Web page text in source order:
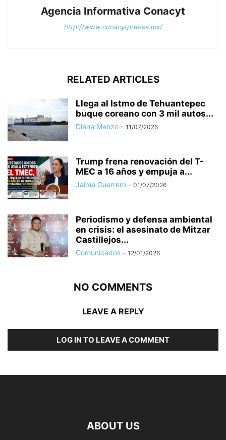
Agencia Informativa Conacyt
http://www.conacytprensa.mx/
RELATED ARTICLES
Llega al Istmo de Tehuantepec
buque coreano con 3 mil autos...
Diana Manzo - 11/07/2026
Trump frena renovación del T-
MEC a 16 años y empuja a...
Jaime Guerrero - 01/07/2026
Periodismo y defensa ambiental
en crisis: el asesinato de Mitzar
Castillejos...
Comunicados - 12/01/2026
NO COMMENTS
LEAVE A REPLY
LOG IN TO LEAVE A COMMENT
ABOUT US